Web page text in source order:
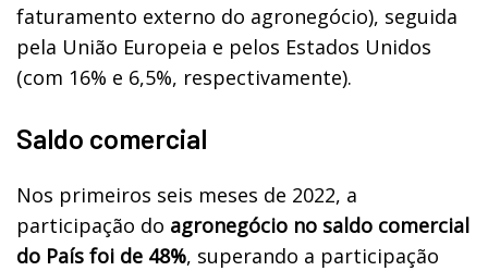
faturamento externo do agronegócio), seguida
pela União Europeia e pelos Estados Unidos
(com 16% e 6,5%, respectivamente).
Saldo comercial
Nos primeiros seis meses de 2022, a
participação do agronegócio no saldo comercial
do País foi de 48%, superando a participação